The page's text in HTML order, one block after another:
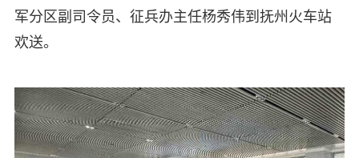
军分区副司令员、征兵办主任杨秀伟到抚州火车站
欢送。